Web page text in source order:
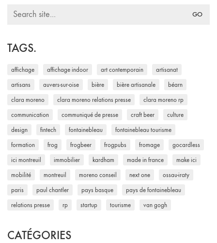
Search
TAGS.
affichage affichage indoor art contemporain artisanat
artisans auvers-sur-oise bière bière artisanale béarn
clara moreno clara moreno relations presse clara moreno rp
communication communiqué de presse craft beer culture
design fintech fontainebleau fontainebleau tourisme
formation frog frogbeer frogpubs fromage gocardless
ici montreuil immobilier kardham made in france make ici
mobilité montreuil moreno conseil next one ossau-iraty
paris paul chantler pays basque pays de fontainebleau
relations presse rp startup tourisme van gogh
CATÉGORIES